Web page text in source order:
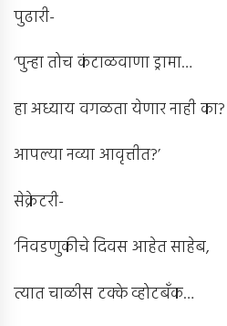
पुढारी-
‘पुन्हा तोच कंटाळवाणा ड्रामा…
हा अध्याय वगळता येणार नाही का?
आपल्या नव्या आवृत्तीत?’
सेक्रेटरी-
‘निवडणुकीचे दिवस आहेत साहेब,
त्यात चाळीस टक्के व्होटबँक…